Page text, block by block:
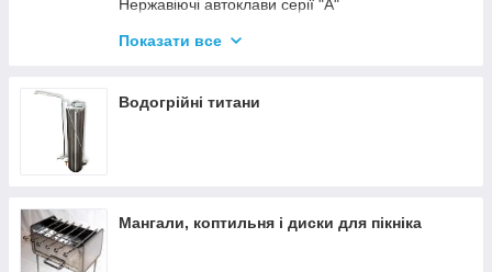
Нержавіючі автоклави серії "А"
Промислові автоклави
Комплектуючі для автоклавів
Показати все
Водогрійні титани
Мангали, коптильня і диски для пікніка